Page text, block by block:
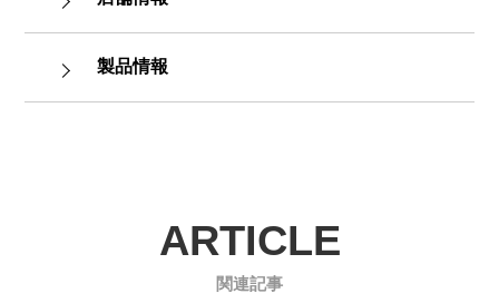
製品情報
ARTICLE
関連記事